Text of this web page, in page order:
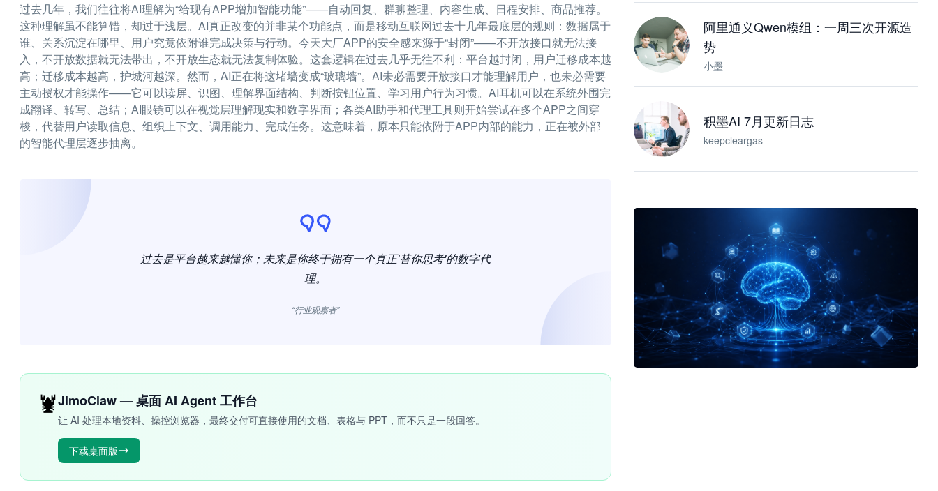
过去几年，我们往往将AI理解为“给现有APP增加智能功能”——自动回复、群聊整理、内容生成、日程安排、商品推荐。
这种理解虽不能算错，却过于浅层。AI真正改变的并非某个功能点，而是移动互联网过去十几年最底层的规则：数据属于
谁、关系沉淀在哪里、用户究竟依附谁完成决策与行动。今天大厂APP的安全感来源于“封闭”——不开放接口就无法接
入，不开放数据就无法带出，不开放生态就无法复制体验。这套逻辑在过去几乎无往不利：平台越封闭，用户迁移成本越
高；迁移成本越高，护城河越深。然而，AI正在将这堵墙变成“玻璃墙”。AI未必需要开放接口才能理解用户，也未必需要
主动授权才能操作——它可以读屏、识图、理解界面结构、判断按钮位置、学习用户行为习惯。AI耳机可以在系统外围完
成翻译、转写、总结；AI眼镜可以在视觉层理解现实和数字界面；各类AI助手和代理工具则开始尝试在多个APP之间穿
梭，代替用户读取信息、组织上下文、调用能力、完成任务。这意味着，原本只能依附于APP内部的能力，正在被外部
的智能代理层逐步抽离。
过去是平台越来越懂你；未来是你终于拥有一个真正'替你思考'的数字代
理。
“行业观察者”
🦞JimoClaw — 桌面 AI Agent 工作台
让 AI 处理本地资料、操控浏览器，最终交付可直接使用的文档、表格与 PPT，而不只是一段回答。
下载桌面版
阿里通义Qwen模组：一周三次开源造
势
小墨
积墨AI 7月更新日志
keepcleargas